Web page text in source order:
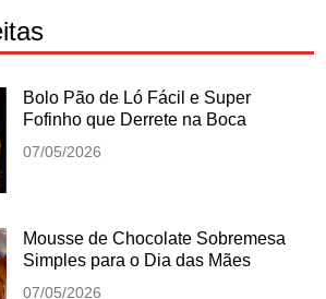
Bolo Pão de Ló Fácil e Super
Fofinho que Derrete na Boca
07/05/2026
Mousse de Chocolate Sobremesa
Simples para o Dia das Mães
07/05/2026